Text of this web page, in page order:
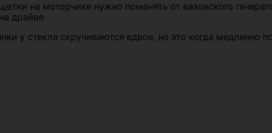
на моторчике нужно поменять от вазовского
драйве
у стекла скручиваются вдвое, но это когда медленно